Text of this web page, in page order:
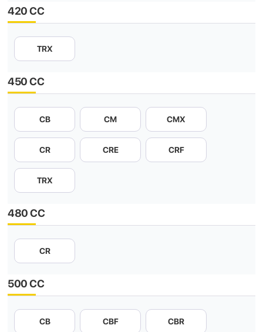
420 CC
TRX
450 CC
CB CM CMX
CR CRE CRF
TRX
480 CC
CR
500 CC
CB CBF CBR